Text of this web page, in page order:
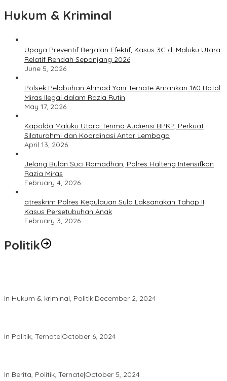
Hukum & Kriminal
Upaya Preventif Berjalan Efektif, Kasus 3C di Maluku Utara
Relatif Rendah Sepanjang 2026
June 5, 2026
Polsek Pelabuhan Ahmad Yani Ternate Amankan 160 Botol
Miras Ilegal dalam Razia Rutin
May 17, 2026
Kapolda Maluku Utara Terima Audiensi BPKP, Perkuat
Silaturahmi dan Koordinasi Antar Lembaga
April 13, 2026
Jelang Bulan Suci Ramadhan, Polres Halteng Intensifkan
Razia Miras
February 4, 2026
atreskrim Polres Kepulauan Sula Laksanakan Tahap II
Kasus Persetubuhan Anak
February 3, 2026
Politik
In Hukum & kriminal, Politik|December 2, 2024
In Politik, Ternate|October 6, 2024
In Berita, Politik, Ternate|October 5, 2024